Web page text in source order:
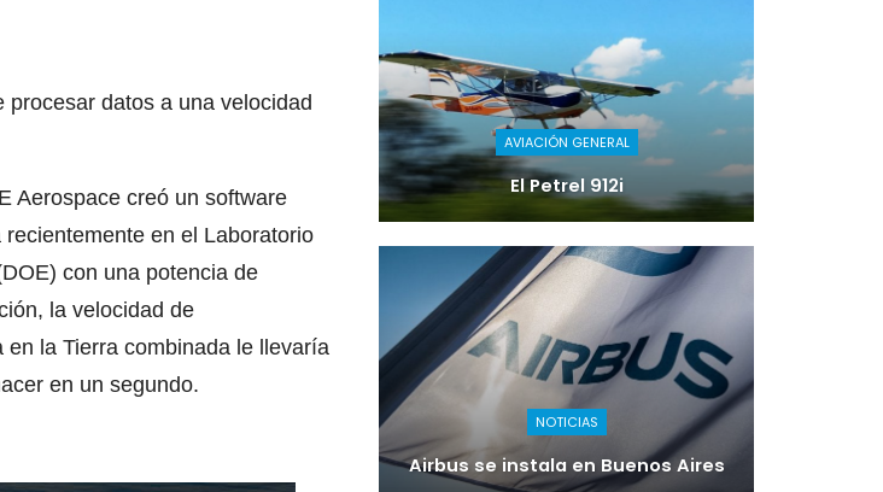
datos a una velocidad
Aerospace creó un software
en el Laboratorio
con una potencia de
la velocidad de
la Tierra combinada le llevaría
en un segundo.
AVIACIÓN GENERAL
El Petrel 912i
NOTICIAS
Airbus se instala en Buenos Aires